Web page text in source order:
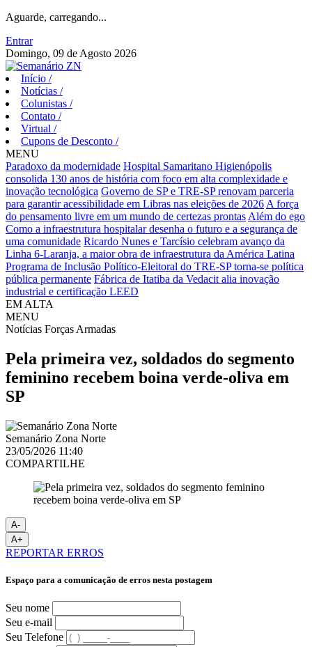
Aguarde, carregando...
Entrar
Domingo, 09 de Agosto 2026
Início /
Notícias /
Colunistas /
Contato /
Virtual /
Cupons de Desconto /
MENU
Paradoxo da modernidade Hospital Samaritano Higienópolis
consolida 130 anos de história com foco em alta complexidade e
inovação tecnológica Governo de SP e TRE-SP renovam parceria
para garantir acessibilidade em Libras nas eleições de 2026 A força
do pensamento livre em um mundo de certezas prontas Além do ego
Como a infraestrutura hospitalar desenha o futuro e a segurança de
uma comunidade Ricardo Nunes e Tarcísio celebram avanço da
Linha 6-Laranja, a maior obra de infraestrutura da América Latina
Programa de Inclusão Político-Eleitoral do TRE-SP torna-se política
pública permanente Fábrica de Itatiba da Vedacit alia inovação
industrial e certificação LEED
EM ALTA
MENU
Notícias Forças Armadas
Pela primeira vez, soldados do segmento
feminino recebem boina verde-oliva em
SP
Semanário Zona Norte
23/05/2026 11:40
COMPARTILHE
A-
A+
REPORTAR ERROS
Espaço para a comunicação de erros nesta postagem
Seu nome
Seu e-mail
Seu Telefone